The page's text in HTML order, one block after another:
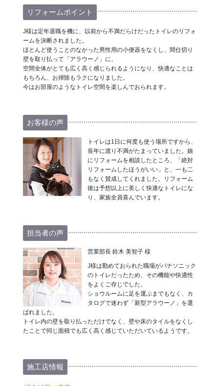
リフォームポイント
J様は定年退職を機に、以前から不満だらけだったトイレのリフォ
ームを決断されました。
ほとんど使うことのなかった男性用の小便器をなくし、間仕切り
壁を取り払って「アラウーノ」に。
空間全体がとても広く高く感じられるようになり、快適なことは
もちろん、お掃除もラクになりました。
今はお部屋のようなトイレ空間を楽しんでおられます。
お客様の声
トイレは1日に何度も使う場所ですから、
長年に渡り不満がたまっていました。娘
にリフォームを相談したところ、「絶対
リフォームしたほうがいい」と、一も二
もなく賛成してくれました。リフォーム
後は予想以上に美しく快適なトイレにな
り、家族全員喜んでいます。
担当者の声
営業部長 鈴木 美智子 様
J様は勤めておられた職場がパナソニック
のトイレだったため、その機能や快適性
をよくご存じでした。
ショウルームに足を運ぶまでもなく、カ
タログで迷わず「新型アラウーノ」を選
ばれました。
トイレ内の壁を取り払っただけでなく、壁や床のタイルをなくし
たことで同じ面積でも広く高く感じていただいているようです。
施工店情報